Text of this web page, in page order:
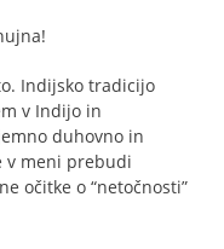
Indijsko tradicijo
v Indijo in
duhovno in
v meni prebudi
očitke o “netočnosti”